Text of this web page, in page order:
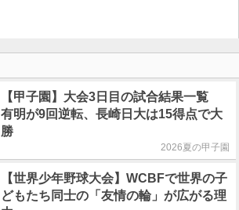
【甲子園】大会3日目の試合結果一覧
有明が9回逆転、長崎日大は15得点で大
勝
2026夏の甲子園
【世界少年野球大会】WCBFで世界の子
どもたち同士の「友情の輪」が広がる理